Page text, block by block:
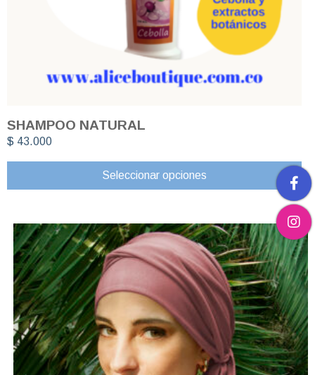
SHAMPOO NATURAL
$ 43.000
Seleccionar opciones